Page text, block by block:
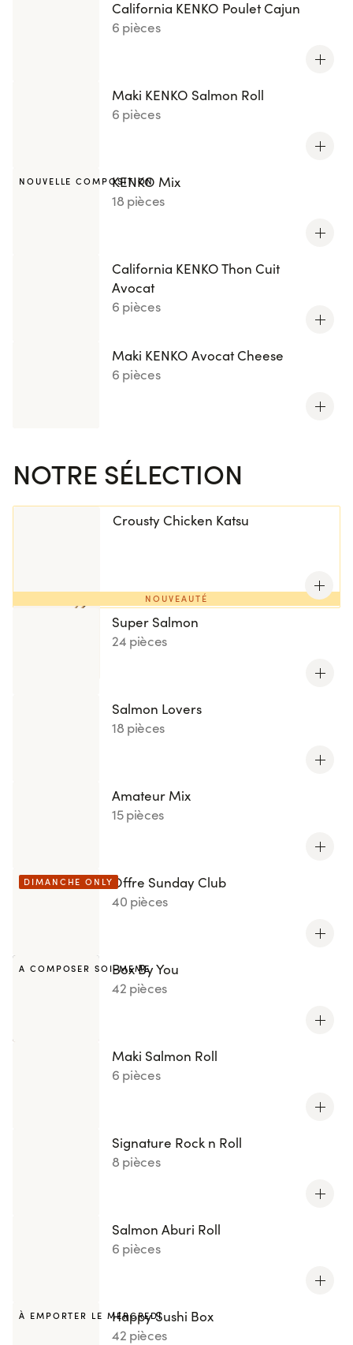
California KENKO Poulet Cajun
6 pièces
Maki KENKO Salmon Roll
6 pièces
NOUVELLE COMPOSITION
KENKO Mix
18 pièces
California KENKO Thon Cuit
Avocat
6 pièces
Maki KENKO Avocat Cheese
6 pièces
NOTRE SÉLECTION
NOUVEAUTÉ
Crousty Chicken Katsu
Super Salmon
24 pièces
Salmon Lovers
18 pièces
Amateur Mix
15 pièces
DIMANCHE ONLY Offre Sunday Club
40 pièces
A COMPOSER SOI-MEME
Box By You
42 pièces
Maki Salmon Roll
6 pièces
Signature Rock n Roll
8 pièces
Salmon Aburi Roll
6 pièces
À EMPORTER LE MERCREDIHappy Sushi Box
42 pièces